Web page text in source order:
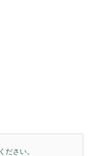
ださい。